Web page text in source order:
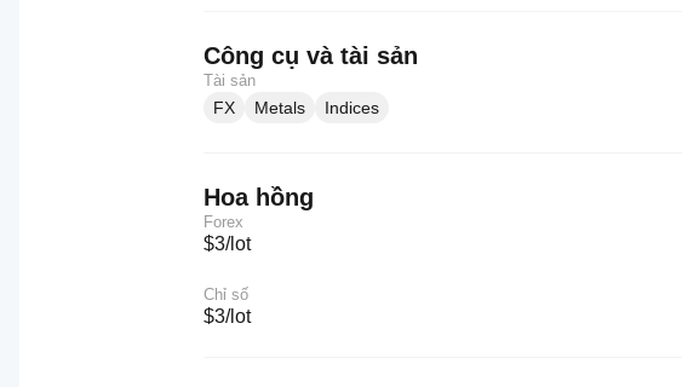
Công cụ và tài sản
Tài sản
FX Metals Indices
Hoa hồng
Forex
$3/lot
Chỉ số
$3/lot